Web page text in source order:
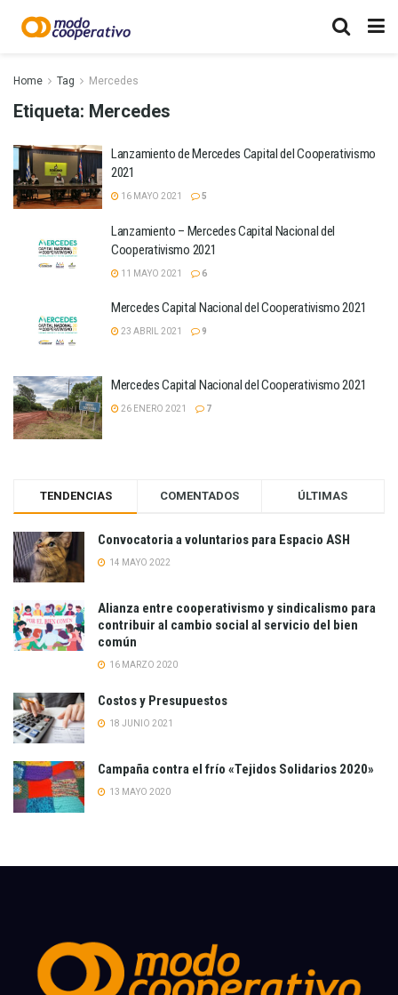
Home Tag Mercedes
Etiqueta: Mercedes
Lanzamiento de Mercedes Capital del Cooperativismo
2021
16 MAYO 2021 5
Lanzamiento – Mercedes Capital Nacional del
Cooperativismo 2021
11 MAYO 2021 6
Mercedes Capital Nacional del Cooperativismo 2021
23 ABRIL 2021 9
Mercedes Capital Nacional del Cooperativismo 2021
26 ENERO 2021 7
TENDENCIAS COMENTADOS ÚLTIMAS
Convocatoria a voluntarios para Espacio ASH
14 MAYO 2022
Alianza entre cooperativismo y sindicalismo para
contribuir al cambio social al servicio del bien
común
16 MARZO 2020
Costos y Presupuestos
18 JUNIO 2021
Campaña contra el frío «Tejidos Solidarios 2020»
13 MAYO 2020